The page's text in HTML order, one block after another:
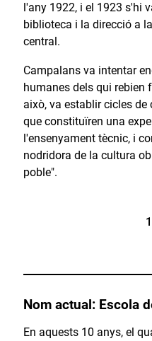
l'any 1922, i el 1923 s'hi
biblioteca i la direcció a
central.
Campalans va intentar
humanes dels qui rebien
això, va establir cicles
que constituïren una
l'ensenyament tècnic, i
nodridora de la cultura
poble".
Nom actual: Escola
En aquests 10 anys, el